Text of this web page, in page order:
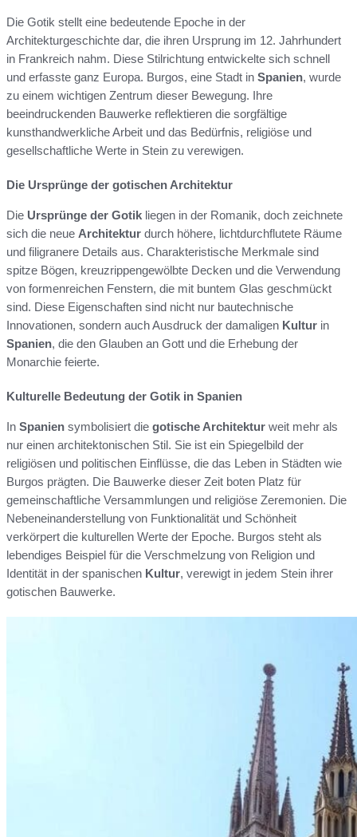
Die Gotik stellt eine bedeutende Epoche in der
Architekturgeschichte dar, die ihren Ursprung im 12. Jahrhundert
in Frankreich nahm. Diese Stilrichtung entwickelte sich schnell
und erfasste ganz Europa. Burgos, eine Stadt in Spanien, wurde
zu einem wichtigen Zentrum dieser Bewegung. Ihre
beeindruckenden Bauwerke reflektieren die sorgfältige
kunsthandwerkliche Arbeit und das Bedürfnis, religiöse und
gesellschaftliche Werte in Stein zu verewigen.
Die Ursprünge der gotischen Architektur
Die Ursprünge der Gotik liegen in der Romanik, doch zeichnete
sich die neue Architektur durch höhere, lichtdurchflutete Räume
und filigranere Details aus. Charakteristische Merkmale sind
spitze Bögen, kreuzrippengewölbte Decken und die Verwendung
von formenreichen Fenstern, die mit buntem Glas geschmückt
sind. Diese Eigenschaften sind nicht nur bautechnische
Innovationen, sondern auch Ausdruck der damaligen Kultur in
Spanien, die den Glauben an Gott und die Erhebung der
Monarchie feierte.
Kulturelle Bedeutung der Gotik in Spanien
In Spanien symbolisiert die gotische Architektur weit mehr als
nur einen architektonischen Stil. Sie ist ein Spiegelbild der
religiösen und politischen Einflüsse, die das Leben in Städten wie
Burgos prägten. Die Bauwerke dieser Zeit boten Platz für
gemeinschaftliche Versammlungen und religiöse Zeremonien. Die
Nebeneinanderstellung von Funktionalität und Schönheit
verkörpert die kulturellen Werte der Epoche. Burgos steht als
lebendiges Beispiel für die Verschmelzung von Religion und
Identität in der spanischen Kultur, verewigt in jedem Stein ihrer
gotischen Bauwerke.